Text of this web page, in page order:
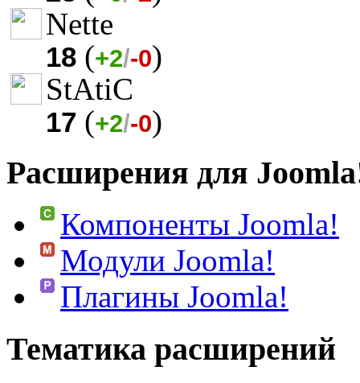
Nette
18 (+2/-0)
StAtiC
17 (+2/-0)
Расширения для
Компоненты Joomla!
Модули Joomla!
Плагины Joomla!
Тематика расширений